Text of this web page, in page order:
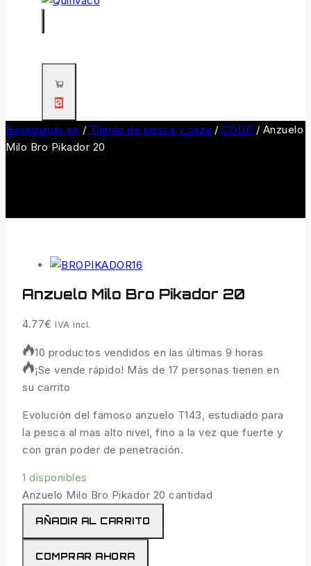
0
Navegando en / Tienda de pesca y caza / COUP / Anzuelo
Milo Bro Pikador 20
Anzuelo Milo Bro Pikador 20
4.77€ IVA incl.
10 productos vendidos en las últimas 9 horas
¡Se vende rápido! Más de 17 personas tienen en
su carrito
Evolución del famoso anzuelo T143, estudiado para
la pesca al mas alto nivel, fino a la vez que fuerte y
con gran poder de penetración.
1 disponibles
Anzuelo Milo Bro Pikador 20 cantidad
AÑADIR AL CARRITO
COMPRAR AHORA